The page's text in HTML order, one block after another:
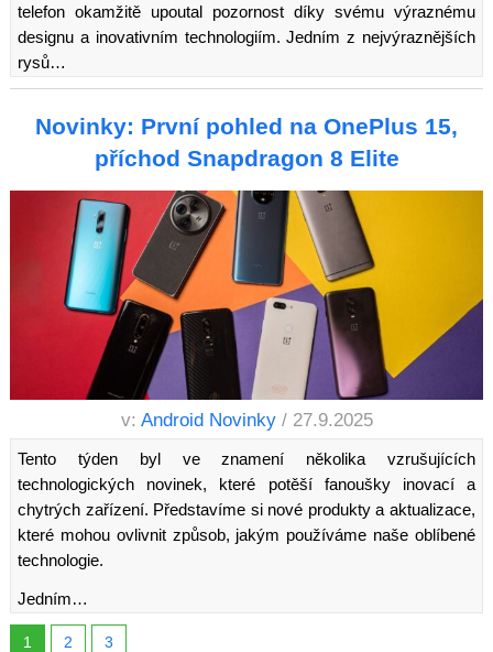
telefon okamžitě upoutal pozornost díky svému výraznému
designu a inovativním technologiím. Jedním z nejvýraznějších
rysů…
Novinky: První pohled na OnePlus 15,
příchod Snapdragon 8 Elite
v: Android Novinky / 27.9.2025
Tento týden byl ve znamení několika vzrušujících
technologických novinek, které potěší fanoušky inovací a
chytrých zařízení. Představíme si nové produkty a aktualizace,
které mohou ovlivnit způsob, jakým používáme naše oblíbené
technologie.
Jedním…
1 2 3